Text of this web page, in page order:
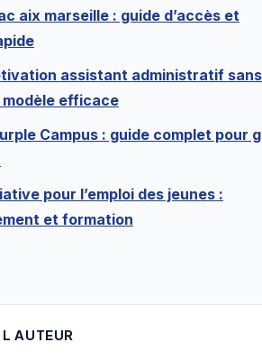
aix marseille : guide d’accès et
assistant administratif sans
efficace
Campus : guide complet pour
pour l’emploi des jeunes :
et formation
AUTEUR